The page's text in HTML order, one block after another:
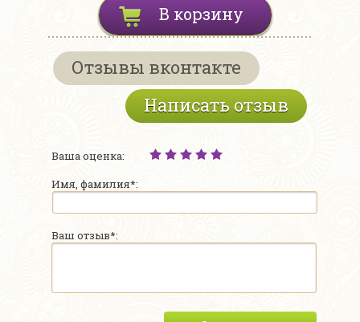
В корзину
Отзывы вконтакте
Написать отзыв
Ваша оценка:
Имя, фамилия*:
Ваш отзыв*: